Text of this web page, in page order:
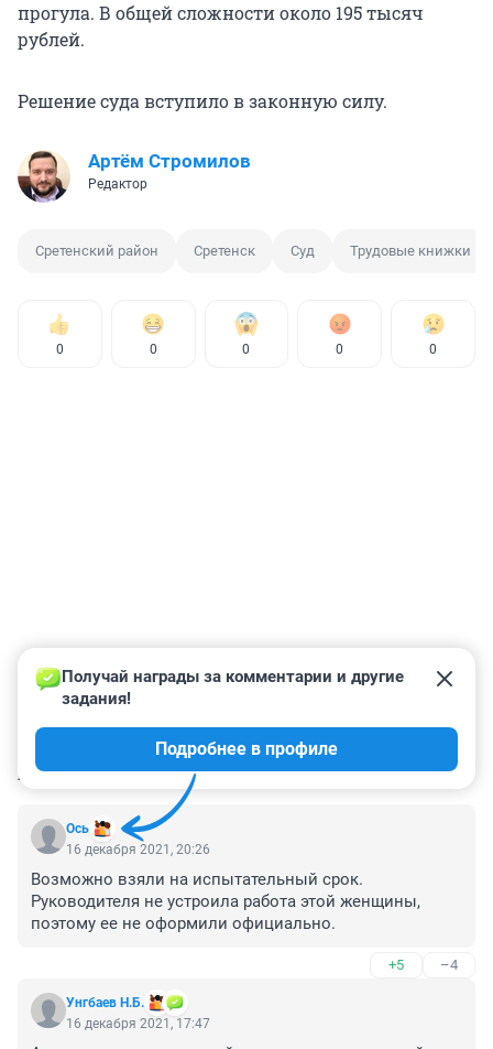
прогула. В общей сложности около 195 тысяч
рублей.
Решение суда вступило в законную силу.
Артём Стромилов
Редактор
Сретенский район Сретенск Суд Трудовые книжки
0 0 0 0 0
КОММЕНТАРИИ 21
Ось
Получай награды за комментарии и другие
задания!
Подробнее в профиле
16 декабря 2021, 20:26
Возможно взяли на испытательный срок.
Руководителя не устроила работа этой женщины,
поэтому ее не оформили официально.
+5 –4
Унгбаев Н.Б.
16 декабря 2021, 17:47